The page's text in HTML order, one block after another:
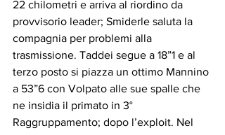
22 chilometri e arriva al riordino da
provvisorio leader; Smiderle saluta la
compagnia per problemi alla
trasmissione. Taddei segue a 18”1 e al
terzo posto si piazza un ottimo Mannino
a 53”6 con Volpato alle sue spalle che
ne insidia il primato in 3°
Raggruppamento; dopo l’exploit. Nel